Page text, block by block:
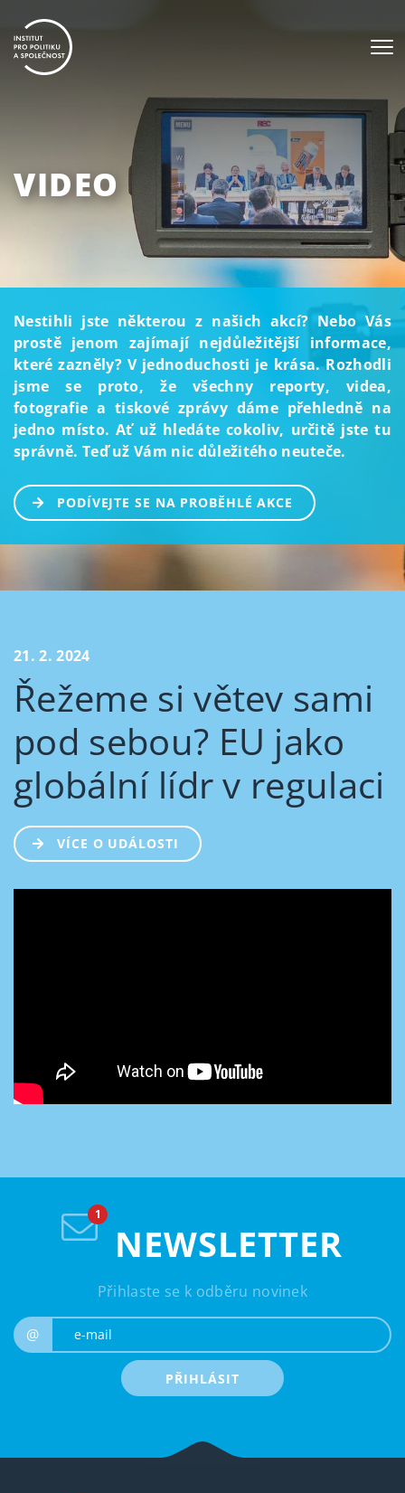
VIDEO
Nestihli jste některou z našich akcí? Nebo Vás
prostě jenom zajímají nejdůležitější informace,
které zazněly? V jednoduchosti je krása. Rozhodli
jsme se proto, že všechny reporty, videa,
fotografie a tiskové zprávy dáme přehledně na
jedno místo. Ať už hledáte cokoliv, určitě jste tu
správně. Teď už Vám nic důležitého neuteče.
PODÍVEJTE SE NA PROBĚHLÉ AKCE
21. 2. 2024
Řežeme si větev sami
pod sebou? EU jako
globální lídr v regulaci
VÍCE O UDÁLOSTI
NEWSLETTER
Přihlaste se k odběru novinek
@
PŘIHLÁSIT